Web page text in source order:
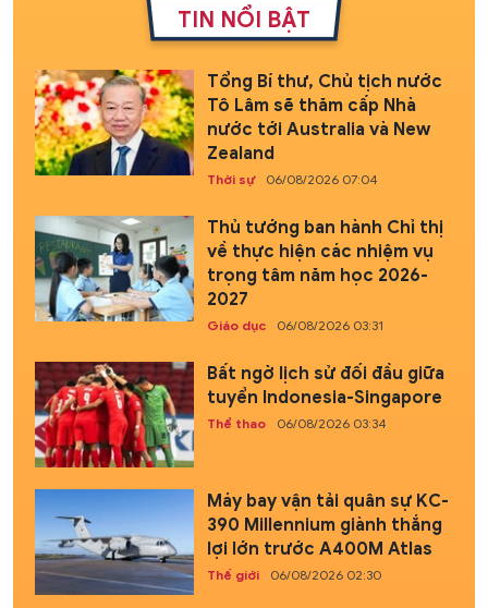
TIN NỔI BẬT
Tổng Bí thư, Chủ tịch nước
Tô Lâm sẽ thăm cấp Nhà
nước tới Australia và New
Zealand
Thời sự 06/08/2026 07:04
Thủ tướng ban hành Chỉ thị
về thực hiện các nhiệm vụ
trọng tâm năm học 2026-
2027
Giáo dục 06/08/2026 03:31
Bất ngờ lịch sử đối đầu giữa
tuyển Indonesia-Singapore
Thể thao 06/08/2026 03:34
Máy bay vận tải quân sự KC-
390 Millennium giành thắng
lợi lớn trước A400M Atlas
Thế giới 06/08/2026 02:30